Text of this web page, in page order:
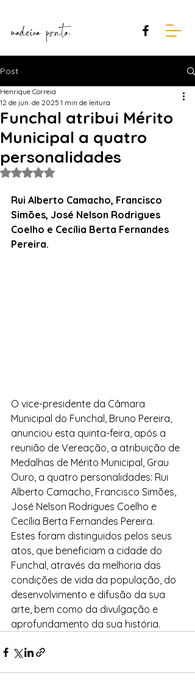
Post
Funchal atribui Mérito
Municipal a quatro
personalidades
Henrique Correia
12 de jun. de 2025 1 min de leitura
Avaliado com NaN de 5 estrelas.
Rui Alberto Camacho, Francisco
Simões, José Nelson Rodrigues
Coelho e Cecília Berta Fernandes
Pereira.
O vice-presidente da Câmara
Municipal do Funchal, Bruno Pereira,
anunciou esta quinta-feira, após a
reunião de Vereação, a atribuição de
Medalhas de Mérito Municipal, Grau
Ouro, a quatro personalidades: Rui
Alberto Camacho, Francisco Simões,
José Nelson Rodrigues Coelho e
Cecília Berta Fernandes Pereira.
Estes foram distinguidos pelos seus
atos, que beneficiam a cidade do
Funchal, através da melhoria das
condições de vida da população, do
desenvolvimento e difusão da sua
arte, bem como da divulgação e
aprofundamento da sua história.